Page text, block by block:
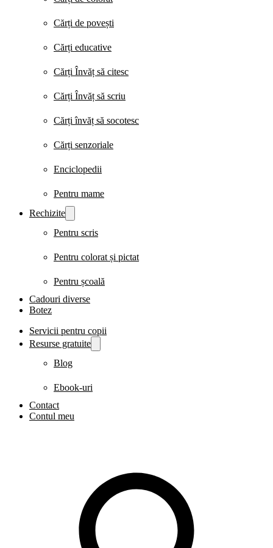
Cărți de povești
Cărți educative
Cărți Învăț să citesc
Cărți Învăț să scriu
Cărți învăț să socotesc
Cărți senzoriale
Enciclopedii
Pentru mame
Rechizite
Pentru scris
Pentru colorat și pictat
Pentru școală
Cadouri diverse
Botez
Servicii pentru copii
Resurse gratuite
Blog
Ebook-uri
Contact
Contul meu